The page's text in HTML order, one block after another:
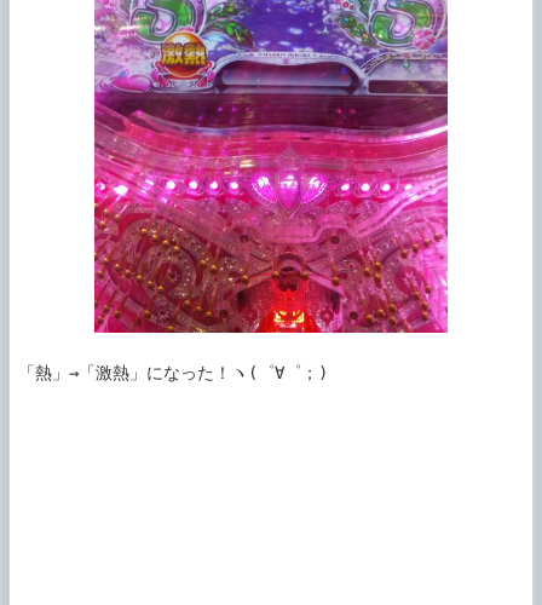
「熱」→「激熱」になった！ヽ(゜∀゜；)